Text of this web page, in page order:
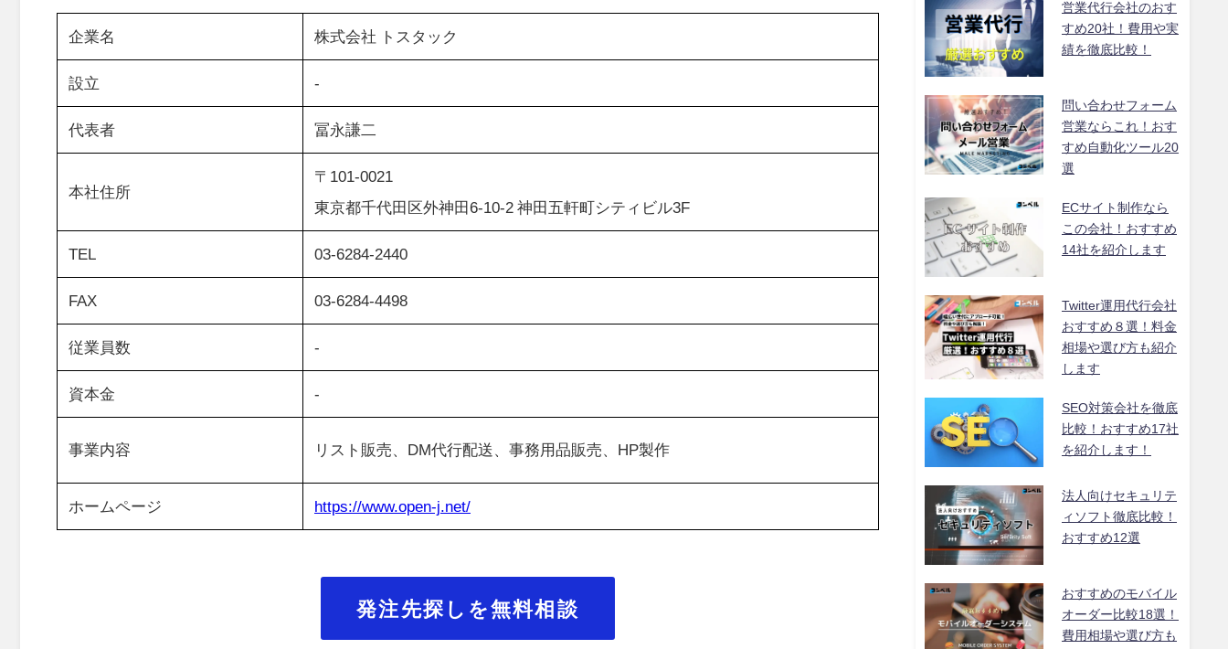
企業名 株式会社 トスタック
設立 -
代表者 冨永謙二
本社住所
〒101-0021
東京都千代田区外神田6-10-2 神田五軒町シティビル3F
TEL 03-6284-2440
FAX 03-6284-4498
従業員数 -
資本金 -
事業内容 リスト販売、DM代行配送、事務用品販売、HP製作
ホームページ https://www.open-j.net/
発注先探しを無料相談
営業代行会社のおす
すめ20社！費用や実
績を徹底比較！
問い合わせフォーム
営業ならこれ！おす
すめ自動化ツール20
選
ECサイト制作なら
この会社！おすすめ
14社を紹介します
Twitter運用代行会社
おすすめ８選！料金
相場や選び方も紹介
します
SEO対策会社を徹底
比較！おすすめ17社
を紹介します！
法人向けセキュリテ
ィソフト徹底比較！
おすすめ12選
おすすめのモバイル
オーダー比較18選！
費用相場や選び方も